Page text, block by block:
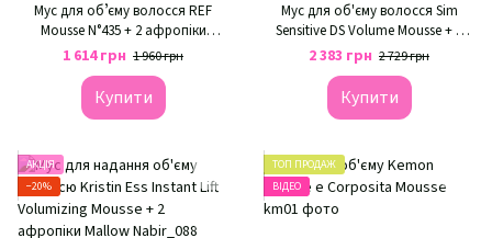
Мус для обʼєму волосся REF
Mousse N°435 + 2 афропіки
Mallow
1 614 грн 1 960 грн
Купити
Мус для об'єму волосся Sim
Sensitive DS Volume Mousse + 2
афропіки Mallow
2 383 грн 2 729 грн
Купити
АКЦІЯ
−20%
ТОП ПРОДАЖ
ВІДЕО